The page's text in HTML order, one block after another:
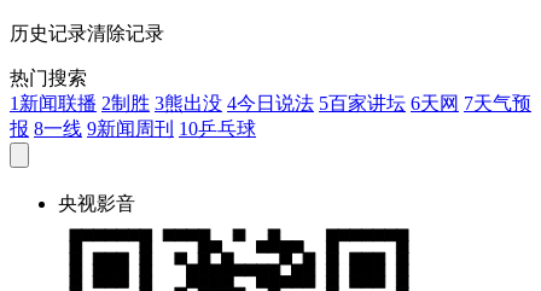
历史记录清除记录
热门搜索
1 新闻联播 2制胜 3熊出没 4今日说法 5百家讲坛 6天网 7天气预
报 8一线 9新闻周刊 10乒乓球
央视影音